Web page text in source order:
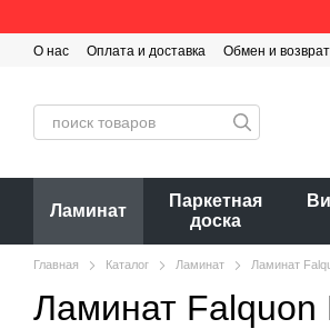
О нас Оплата и доставка Обмен и возврат
Ламинат
Паркетная
доска
Главная Каталог Ламинат Ламинат
Ламинат Falquon